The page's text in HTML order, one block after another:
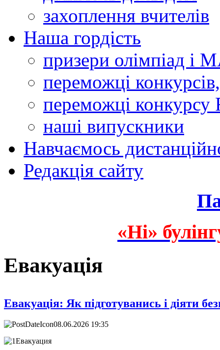
захоплення вчителів
Наша гордість
призери олімпіад і
переможці
переможці конкурсу
наші випускники
Навчаємось
Редакція сайту
«Ні»
Евакуація
Евакуація: Як підготуванись і діяти
08.06.2026 19:35